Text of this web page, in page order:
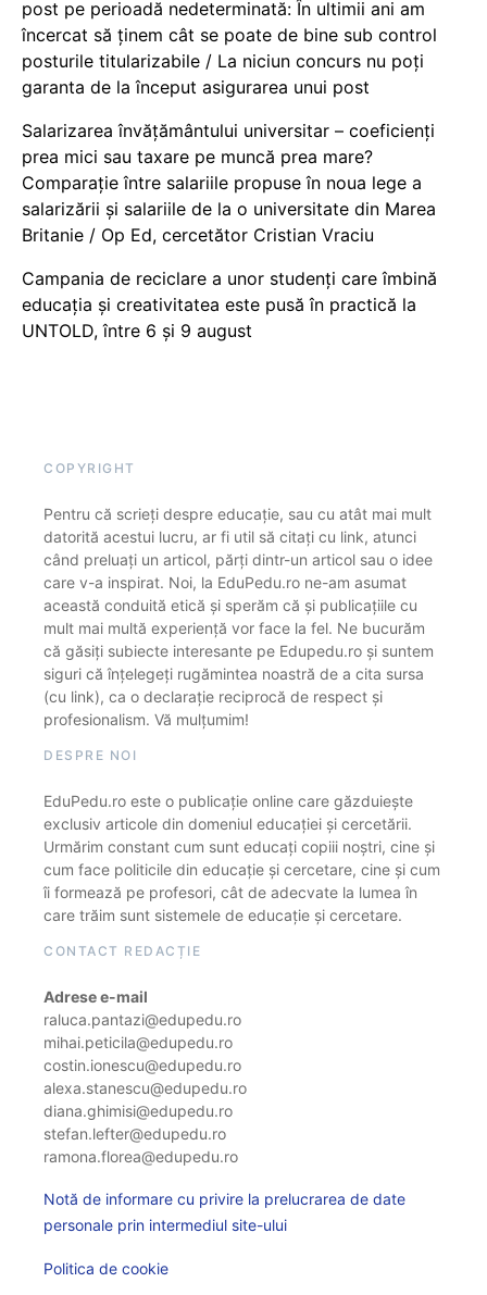
post pe perioadă nedeterminată: În ultimii ani am
încercat să ținem cât se poate de bine sub control
posturile titularizabile / La niciun concurs nu poți
garanta de la început asigurarea unui post
Salarizarea învățământului universitar – coeficienți
prea mici sau taxare pe muncă prea mare?
Comparație între salariile propuse în noua lege a
salarizării și salariile de la o universitate din Marea
Britanie / Op Ed, cercetător Cristian Vraciu
Campania de reciclare a unor studenți care îmbină
educația și creativitatea este pusă în practică la
UNTOLD, între 6 și 9 august
COPYRIGHT
Pentru că scrieți despre educație, sau cu atât mai mult
datorită acestui lucru, ar fi util să citați cu link, atunci
când preluați un articol, părți dintr-un articol sau o idee
care v-a inspirat. Noi, la EduPedu.ro ne-am asumat
această conduită etică și sperăm că și publicațiile cu
mult mai multă experiență vor face la fel. Ne bucurăm
că găsiți subiecte interesante pe Edupedu.ro și suntem
siguri că înțelegeți rugămintea noastră de a cita sursa
(cu link), ca o declarație reciprocă de respect și
profesionalism. Vă mulțumim!
DESPRE NOI
EduPedu.ro este o publicație online care găzduiește
exclusiv articole din domeniul educației și cercetării.
Urmărim constant cum sunt educați copiii noștri, cine și
cum face politicile din educație și cercetare, cine și cum
îi formează pe profesori, cât de adecvate la lumea în
care trăim sunt sistemele de educație și cercetare.
CONTACT REDACȚIE
Adrese e-mail
raluca.pantazi@edupedu.ro
mihai.peticila@edupedu.ro
costin.ionescu@edupedu.ro
alexa.stanescu@edupedu.ro
diana.ghimisi@edupedu.ro
stefan.lefter@edupedu.ro
ramona.florea@edupedu.ro
Notă de informare cu privire la prelucrarea de date
personale prin intermediul site-ului
Politica de cookie